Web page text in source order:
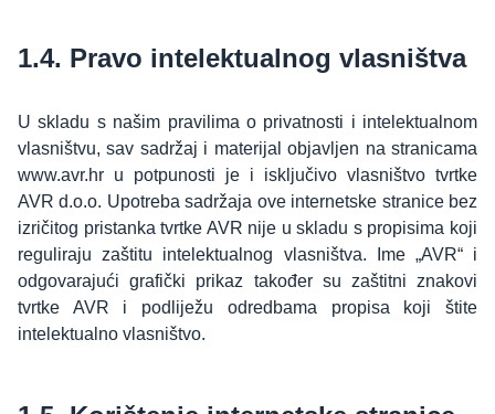
1.4. Pravo intelektualnog vlasništva
U skladu s našim pravilima o privatnosti i intelektualnom
vlasništvu, sav sadržaj i materijal objavljen na stranicama
www.avr.hr u potpunosti je i isključivo vlasništvo tvrtke
AVR d.o.o. Upotreba sadržaja ove internetske stranice bez
izričitog pristanka tvrtke AVR nije u skladu s propisima koji
reguliraju zaštitu intelektualnog vlasništva. Ime „AVR“ i
odgovarajući grafički prikaz također su zaštitni znakovi
tvrtke AVR i podliježu odredbama propisa koji štite
intelektualno vlasništvo.